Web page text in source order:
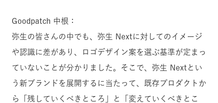
Goodpatch 中根：
弥生の皆さんの中でも、弥生 Nextに対してのイメージ
や認識に差があり、ロゴデザイン案を選ぶ基準が定まっ
ていないことが分かりました。そこで、弥生 Nextとい
う新ブランドを展開するに当たって、既存プロダクトか
ら「残していくべきところ」と「変えていくべきとこ